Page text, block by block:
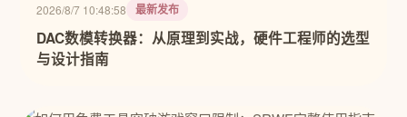
2026/8/7 10:48:58 最新发布
DAC数模转换器：从原理到实战，硬件工程师的选型
与设计指南